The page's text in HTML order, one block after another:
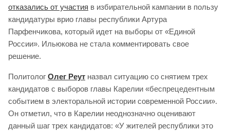
отказались от участия в избирательной кампании в пользу
кандидатуры врио главы республики Артура
Парфенчикова, который идет на выборы от «Единой
России». Ильюкова не стала комментировать свое
решение.
Политолог Олег Реут назвал ситуацию со снятием трех
кандидатов с выборов главы Карелии «беспрецедентным
событием в электоральной истории современной России».
Он отметил, что в Карелии неоднозначно оценивают
данный шаг трех кандидатов: «У жителей республики это